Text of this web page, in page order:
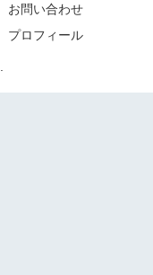
お問い合わせ
プロフィール